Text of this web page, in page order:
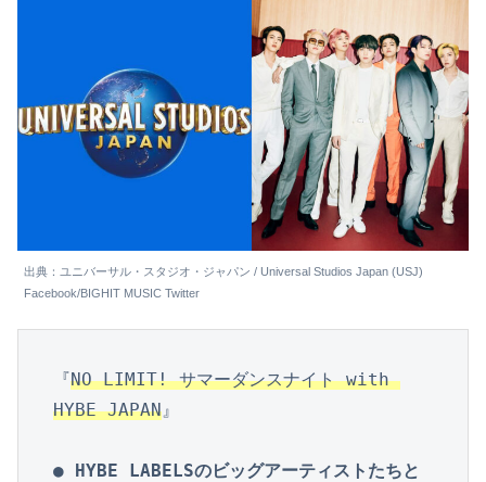
出典：ユニバーサル・スタジオ・ジャパン / Universal Studios Japan (USJ)
Facebook/BIGHIT MUSIC Twitter
『NO LIMIT! サマーダンスナイト with
HYBE JAPAN』
● HYBE LABELSのビッグアーティストたちと